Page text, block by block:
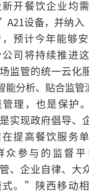
开餐饮企业均
设备，并纳
预计今年能够
司将持续推进
监管的统一云化
能分析、贴合监
理，也是保护
实现政府倡导、
提高餐饮服务
众参与的监督
、企业自律、大
式。”陕西移动